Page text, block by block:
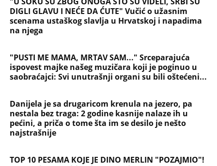
DIGLI GLAVU I NEĆE DA ĆUTE" Vučić o užasnim
scenama ustaškog slavlja u Hrvatskoj i napadima
na njega
"PUSTI ME MAMA, MRTAV SAM..." Srceparajuća
ispovest majke našeg muzičara koji je poginuo u
saobraćajci: Svi unutrašnji organi su bili oštećeni...
Danijela je sa drugaricom krenula na jezero, pa
nestala bez traga: 2 godine kasnije nalaze ih u
pećini, a priča o tome šta im se desilo je nešto
najstrašnije
TOP 10 PESAMA KOJE JE DINO MERLIN "POZAJMIO"!